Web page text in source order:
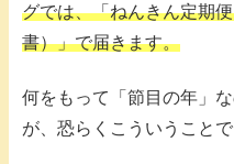
グでは、「ねんきん定期
書）」で届きます。
何をもって「節目の年」
が、恐らくこういうことで